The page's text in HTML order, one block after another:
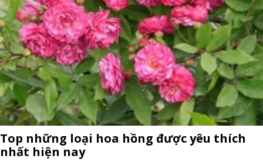
Top những loại hoa hồng được yêu thích
nhất hiện nay